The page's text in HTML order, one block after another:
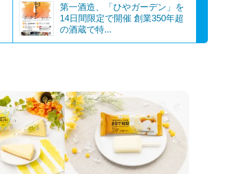
第一酒造、「ひやガーデン」を
14日間限定で開催 創業350年超
の酒蔵で特...